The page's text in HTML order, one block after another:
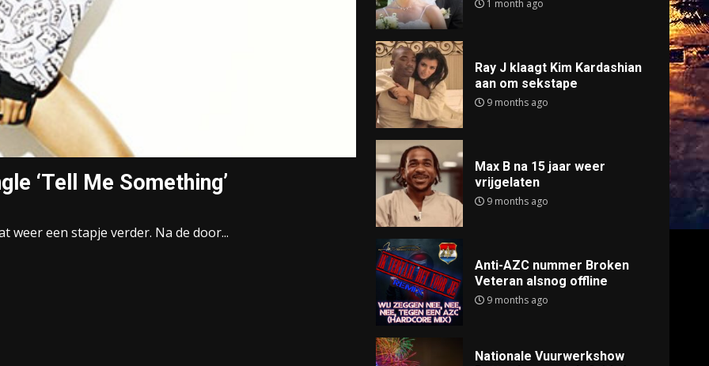
‘Tell Me Something’
weer een stapje verder. Na de door...
1 month ago
Ray J klaagt Kim Kardashian
aan om sekstape
9 months ago
Max B na 15 jaar weer
vrijgelaten
9 months ago
Anti-AZC nummer Broken
Veteran alsnog offline
9 months ago
Nationale Vuurwerkshow